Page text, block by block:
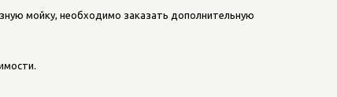
мойку, необходимо заказать дополнительную